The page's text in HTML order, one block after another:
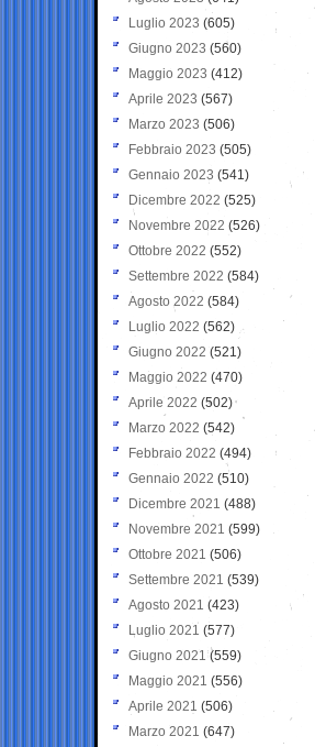
Luglio 2023 (605)
Giugno 2023 (560)
Maggio 2023 (412)
Aprile 2023 (567)
Marzo 2023 (506)
Febbraio 2023 (505)
Gennaio 2023 (541)
Dicembre 2022 (525)
Novembre 2022 (526)
Ottobre 2022 (552)
Settembre 2022 (584)
Agosto 2022 (584)
Luglio 2022 (562)
Giugno 2022 (521)
Maggio 2022 (470)
Aprile 2022 (502)
Marzo 2022 (542)
Febbraio 2022 (494)
Gennaio 2022 (510)
Dicembre 2021 (488)
Novembre 2021 (599)
Ottobre 2021 (506)
Settembre 2021 (539)
Agosto 2021 (423)
Luglio 2021 (577)
Giugno 2021(559)
Maggio 2021 (556)
Aprile 2021 (506)
Marzo 2021 (647)